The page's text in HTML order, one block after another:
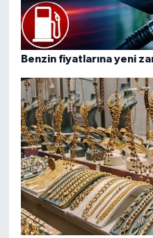
Benzin fiyatlarına yeni